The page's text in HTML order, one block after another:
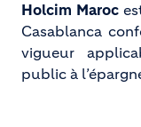
Holcim Maroc
Casablanca
vigueur
public à